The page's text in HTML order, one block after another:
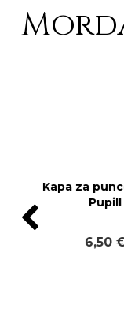
Kapa za punce